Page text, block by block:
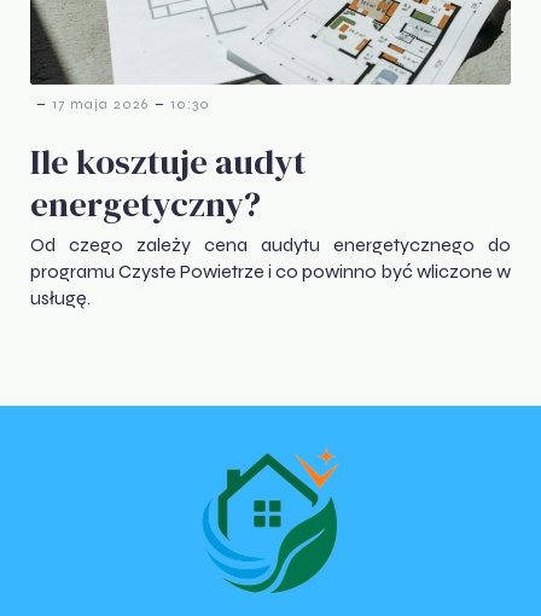
- 17 maja 2026 - 10:30
Ile kosztuje audyt
energetyczny?
Od czego zależy cena audytu energetycznego do
programu Czyste Powietrze i co powinno być wliczone w
usługę.